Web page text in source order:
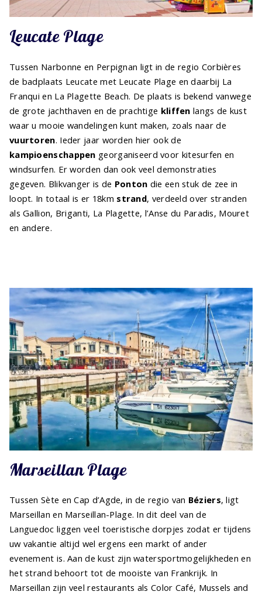
Leucate Plage
Tussen Narbonne en Perpignan ligt in de regio Corbières
de badplaats Leucate met Leucate Plage en daarbij La
Franqui en La Plagette Beach. De plaats is bekend vanwege
de grote jachthaven en de prachtige kliffen langs de kust
waar u mooie wandelingen kunt maken, zoals naar de
vuurtoren. Ieder jaar worden hier ook de
kampioenschappen georganiseerd voor kitesurfen en
windsurfen. Er worden dan ook veel demonstraties
gegeven. Blikvanger is de Ponton die een stuk de zee in
loopt. In totaal is er 18km strand, verdeeld over stranden
als Gallion, Briganti, La Plagette, l’Anse du Paradis, Mouret
en andere.
Marseillan Plage
Tussen Sète en Cap d’Agde, in de regio van Béziers, ligt
Marseillan en Marseillan-Plage. In dit deel van de
Languedoc liggen veel toeristische dorpjes zodat er tijdens
uw vakantie altijd wel ergens een markt of ander
evenement is. Aan de kust zijn watersportmogelijkheden en
het strand behoort tot de mooiste van Frankrijk. In
Marseillan zijn veel restaurants als Color Café, Mussels and